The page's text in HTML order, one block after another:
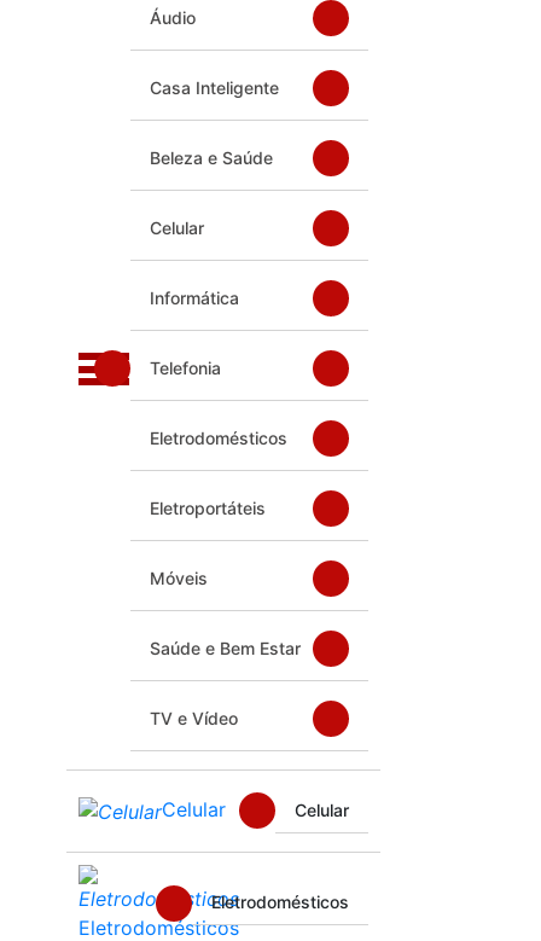
Áudio
Casa Inteligente
Beleza e Saúde
Celular
Informática
Telefonia
Eletrodomésticos
Eletroportáteis
Móveis
Saúde e Bem Estar
TV e Vídeo
Celular Celular
Eletrodomésticos
Eletrodomésticos